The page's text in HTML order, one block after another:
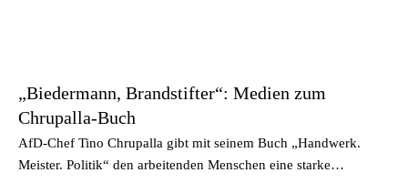
„Biedermann, Brandstifter“: Medien zum
Chrupalla-Buch
AfD-Chef Tino Chrupalla gibt mit seinem Buch „Handwerk.
Meister. Politik“ den arbeitenden Menschen eine starke…